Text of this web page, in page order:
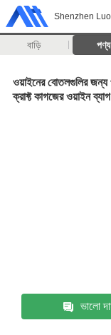
Shenzhen
বাড়ি পণ্য
ওয়াইনের বোতলগুলির জন্য
ক্রাফ্ট কাগজের ওয়াইন ব্যাগ
ভালো